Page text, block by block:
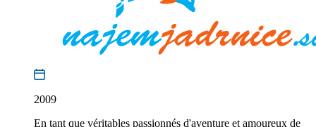
2009
En tant que véritables passionnés d'aventure et amoureux de